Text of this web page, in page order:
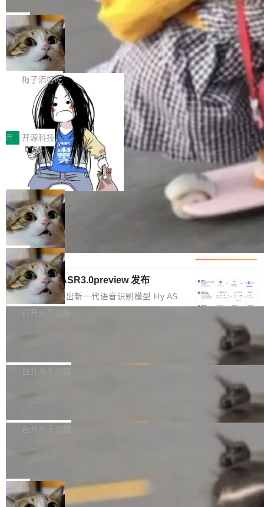
级应用，企业在规模化落地过程中，对安全性、
可控性和代码质量提出了更高要求。 首先是数据
安全与合规要求。对于大多数普通研发场景，公
有云模型能够满足快速试用和效率提升的需求。
但对于金融、能源、医疗等对数据安全要求较...
AI算力网关（AI创新平台）成功入选！ 随着各行
各业的Agent走向规模化建设，算力构成形态逐
渐丰富，用户关注的重点也在发生变化：不只是
让AI用起来，还要进一步看清混合算力时代下，
Token花在哪里、算力是否被充分利用，以及持
续增长的AI成本该如何优化。 深信服AI算力网关
正是围绕这些实际问题，从Token治理和成本治
理两个方面，让用户的每一份算力都看得清、管
得住、用得稳、省得下、更安全！ 一、从现在开
始，Token使用一目...
Google 员工编号 20。MapReduce 作者之一。
Bigtable 作者之一。TensorFlow 的作者之一。
Gemini 的架构师。Google 首席科学家。 Jeff D
ean 在 Google 工作了 27 年后，宣布离职。 他
不是一个人走。一同离开的还有 Sanjay Ghema
wat（Google 员工编号 23，Jeff Dean 二十多
年的编程搭档，MapReduce 和 Bigtable 的共同
作者）、Quoc Le（Google 大脑核心成员，Se
q2Seq 和 DocAI 的共同发明人）以及 Oriol Vin
yals（Gemini 联合负责人，AlphaSta...
局
🔥 SolonCode v2026.8.4 发布：界面
字体可调、22 种语言、记忆搜索增强
打开终端就能上岗的全中文编码智能体，这一轮
把「看得清、用母语、记得住」三件事一次补
齐。 SolonCode 是什么 SolonCode 是杭州无
耳科技研发的企业级终端编码智能体——一位全
中文驱动的数字员工，自主理解需求、规划步
骤、编写代码。不挑模型、不挑平台，curl 一行
装完即用。 开源地址：Gitee · GitCode · GitHu
b 安装 支持 Java 8+（8~26）、macOS / Linu
x / Windows / Harmony PC。 # macOS / Linu
x / Harmony PC curl -fsSL https://solon.noea
r.org/solon...
梅子酒好吃
让“代码语义理解”深度释放AI Coding
价值潜能：华为云码道（CodeArts）
代码仓技术解析
一、代码仓深度理解技术的作用与价值 在软件工
程实践中，代码仓是企业核心知识资产的主要载
体。企业级代码仓库通常包含数十万乃至数百万
个文件，其规模远超单次模型调用可承载的上下
文窗口。随着项目规模的持续扩张与代码历史的
不断累积，代码仓中的模块关系、接口契约、业
务逻辑等关键信息往往分散于数十乃至数百个文
件之中，形成高度复杂的知识关联网络。传统的
代码检索手段（如关键词匹配、目录遍历）仅能
在语法层面完成文本定位，难以触及代码的语义
内涵与结构关联，导致开发者使用代码智能体在
理解大规模代码仓时面临显著"代码仓理解"瓶
颈。 代码仓深度理解服务（以下简称" CodeBas
e深度理解服务"）是华为云码道（CodeA...
开 开源科技
一条“删库”命令跑 17 小时，算法工程
师删光 89TB 数据只为干私活
最高人民检察院8月4日公布了一起案件：北京一
名90后算法工程师王某，为了给自己接的私活腾
服务器空间，删光了公司AI游戏部门的全部核心
数据。 王某2024年1月入职东城区某科技公司AI
短剧部门，有互联网大厂背景。在公司内部架构
调整期间，部门三次通知全员将数据从A集群迁
移到B集群，王某都回复了"收到"。 他没有迁移
数据。2024年9月3日下午4点，他使用此前登录
的账号密码进入A集群，输入了一条被程序员圈
称为"删库跑路"的命令——最高管理员权限、无
自研的多个文生3D和...
局
Cloudflare 分享推理优化实践：KV ca
che 量化 + 权重压缩，吞吐量提升 4
1%，成本降 30%
Kimi 和 GLM 是当前最强的大模型系列之一，但
它们有一个共同的问题：太吃显存了。月之暗面
的 Kimi K 系列和智谱的 GLM 都是长上下文、M
oE 架构的大模型，好用到让人上瘾，但 GPU 显
存永远不够用。 Cloudflare 的 Workers AI 团队
一直在跑这些模型的推理。他们在官方博客上发
整性保护。效果是：吞吐量提升 41%，每 token
局
腾讯混元 Hy ASR3.0preview 发布
腾讯混元正式推出新一代语音识别模型 Hy ASR
3.0preview。基于最新一代大语言模型 Hy3 的
让语音识别不再只是听清，而是真正听懂。通过
w 不要求标准普通话，方言识别覆盖粤语、吴语
白开水不加糖
新和少量网页兼容性修复版本。 Changes/fixe
容提供的字体时出现的几个问题 为避免音频加
质的最低采样率）的音频格式将被拒绝 修复了 C
SS 圆角虚线样式中可能存在的问题 如果表单中
白开水不加糖
发布的 Release Notes，他利用 AI 工具（如 Co
最强的若干项。对于尚未正式发版的 PG 19，则
通过拉取过去一年内（从 PG 18 Beta1 时间点
白开水不加糖
维护工作一直与我的日常工作、家务、社交生活
和休闲娱乐竞争时间。" 这是 libexpat 维护者 S
局